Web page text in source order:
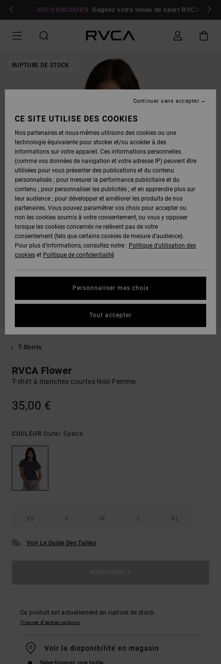
Se connecter / s'inscrire
JEU CONCOURS Gagnez votre tenue de sport RVCA
RUPTURE DE STOCK
T-Shirts
RVCA Flower
T-shirt à manches courtes Noir Femme
35,00 €
COULEUR Outer Space
XS S M L XL
Voir Le Guide Des Tailles
Ce produit est actuellement en rupture de stock.
Trouver d'autres options
Voir la disponibilité en magasin
CE SITE UTILISE DES COOKIES
Nos partenaires et nous-mêmes utilisons des cookies ou une
technologie équivalente pour stocker et/ou accéder à des
informations sur votre appareil. Ces informations personnelles
(comme vos données de navigation et votre adresse IP) peuvent être
utilisées pour vous présenter des publications et du contenu
personnalisés ; pour mesurer la performance publicitaire et du
contenu ; pour personnaliser les publicités ; et en apprendre plus sur
leur audience ; pour développer et améliorer les produits de nos
partenaires. Vous pouvez paramétrer vos choix pour accepter ou
non les cookies soumis à votre consentement, ou vous y opposer
lorsque les cookies concernés ne relèvent pas de votre
consentement (tels que certains cookies de mesure d’audience).
Pour plus d'informations, consultez notre : Politique d'utilisation des
cookies et Politique de confidentialité
Personnaliser mes choix
Continuer sans accepter
Tout accepter